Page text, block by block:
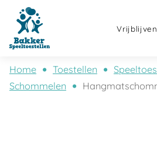
Home Toestellen
Schommelen